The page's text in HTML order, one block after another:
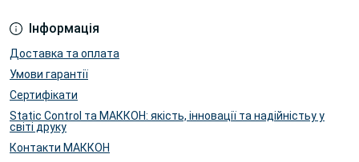
Інформація
Доставка та оплата
Умови гарантії
Сертифікати
Static Control та МАККОН: якість, інновації та надійністьу у
світі друку
Контакти МАККОН